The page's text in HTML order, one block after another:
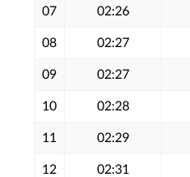
07 02:26
08 02:27
09 02:27
10 02:28
11 02:29
12 02:31